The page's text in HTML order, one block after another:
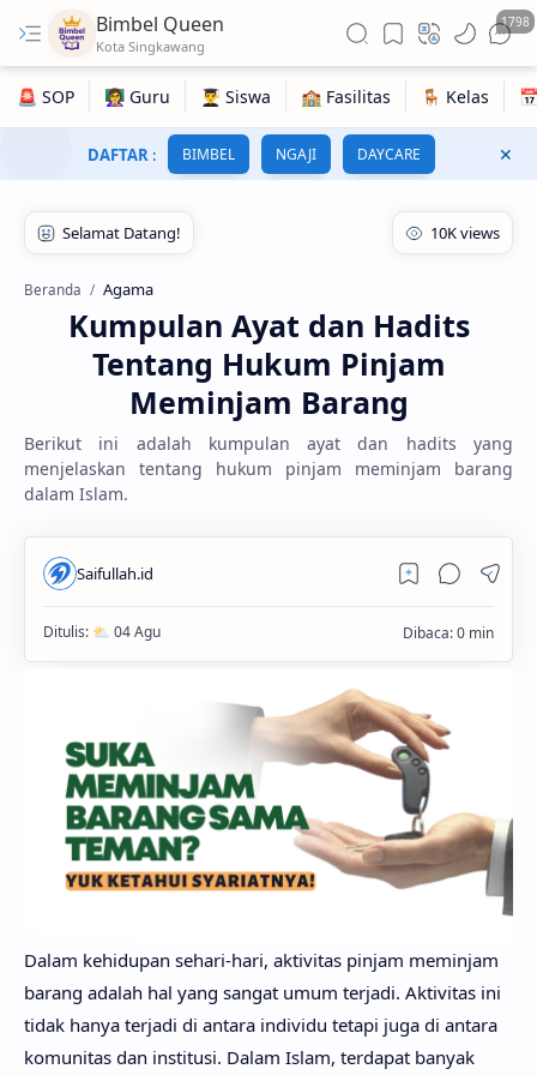
Bimbel Queen 1798
DAFTAR : BIMBEL NGAJI DAYCARE
Beranda Agama
Kumpulan Ayat dan Hadits
Tentang Hukum Pinjam
Meminjam Barang
Berikut ini adalah kumpulan ayat dan hadits yang
menjelaskan tentang hukum pinjam meminjam barang
dalam Islam.
Dalam kehidupan sehari-hari, aktivitas pinjam meminjam
barang adalah hal yang sangat umum terjadi. Aktivitas ini
tidak hanya terjadi di antara individu tetapi juga di antara
komunitas dan institusi. Dalam Islam, terdapat banyak